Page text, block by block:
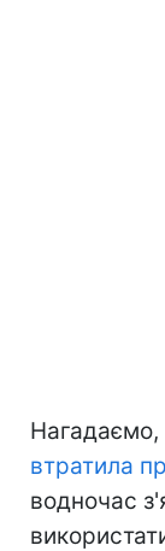
Нагадаємо,
втратила
водночас